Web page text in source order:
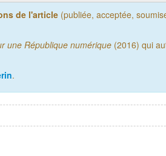
de l'article (publiée, acceptée,
une République numérique (2016) qui
.